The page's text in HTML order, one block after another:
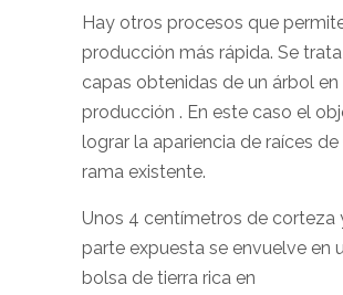
Hay otros procesos que
producción más rápida. Se
capas obtenidas de un árbol en
producción . En este caso el
lograr la apariencia de raíces de
rama existente.
Unos 4 centímetros de corteza
parte expuesta se envuelve en
bolsa de tierra rica en